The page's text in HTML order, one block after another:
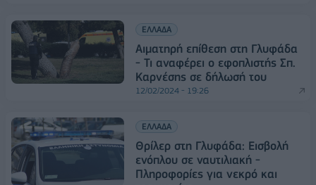
ΕΛΛΑΔΑ
Αιματηρή επίθεση στη Γλυφάδα
- Τι αναφέρει ο εφοπλιστής Σπ.
Καρνέσης σε δήλωσή του
12/02/2024 - 19:26
ΕΛΛΑΔΑ
Θρίλερ στη Γλυφάδα: Εισβολή
ενόπλου σε ναυτιλιακή -
Πληροφορίες για νεκρό και